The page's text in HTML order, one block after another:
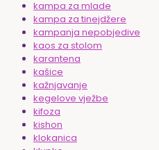
kampa za mlade
kampa za tinejdžere
kampanja nepobjedive
kaos za stolom
karantena
kašice
kažnjavanje
kegelove vježbe
kifoza
kishon
klokanica